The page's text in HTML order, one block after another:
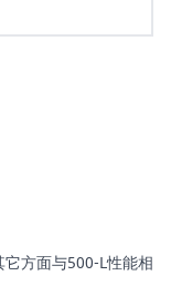
方面与500-L性能相